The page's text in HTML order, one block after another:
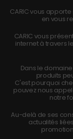
CARIC vous
en vous
CARIC vous
internet à travers
Dans le
produits
C'est pourquoi
pouvez nous
notre
Au-delà de ses
actualités